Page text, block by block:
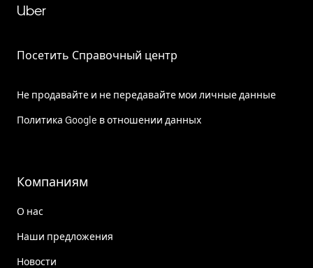
Uber
Посетить Справочный центр
Не продавайте и не передавайте мои личные данные
Политика Google в отношении данных
Компаниям
О нас
Наши предложения
Новости